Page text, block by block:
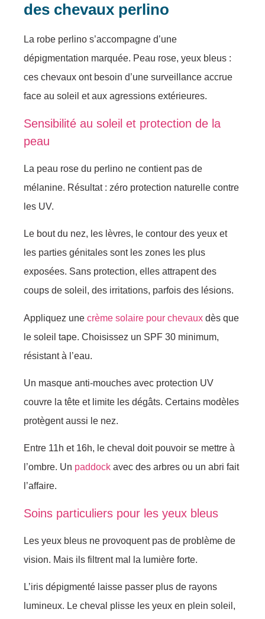
des chevaux perlino
La robe perlino s’accompagne d’une
dépigmentation marquée. Peau rose, yeux bleus :
ces chevaux ont besoin d’une surveillance accrue
face au soleil et aux agressions extérieures.
Sensibilité au soleil et protection de la
peau
La peau rose du perlino ne contient pas de
mélanine. Résultat : zéro protection naturelle contre
les UV.
Le bout du nez, les lèvres, le contour des yeux et
les parties génitales sont les zones les plus
exposées. Sans protection, elles attrapent des
coups de soleil, des irritations, parfois des lésions.
Appliquez une crème solaire pour chevaux dès que
le soleil tape. Choisissez un SPF 30 minimum,
résistant à l’eau.
Un masque anti-mouches avec protection UV
couvre la tête et limite les dégâts. Certains modèles
protègent aussi le nez.
Entre 11h et 16h, le cheval doit pouvoir se mettre à
l’ombre. Un paddock avec des arbres ou un abri fait
l’affaire.
Soins particuliers pour les yeux bleus
Les yeux bleus ne provoquent pas de problème de
vision. Mais ils filtrent mal la lumière forte.
L’iris dépigmenté laisse passer plus de rayons
lumineux. Le cheval plisse les yeux en plein soleil,